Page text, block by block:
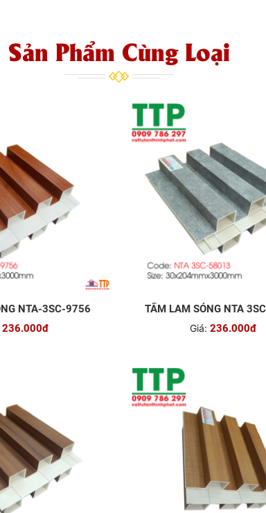
Sản Phẩm Cùng Loại
NTA-3SC-9756
236.000đ
TẤM LAM SÓNG NTA
Giá: 236.000đ